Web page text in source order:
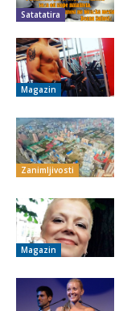
Satatatira
Magazin
Zanimljivosti
Magazin